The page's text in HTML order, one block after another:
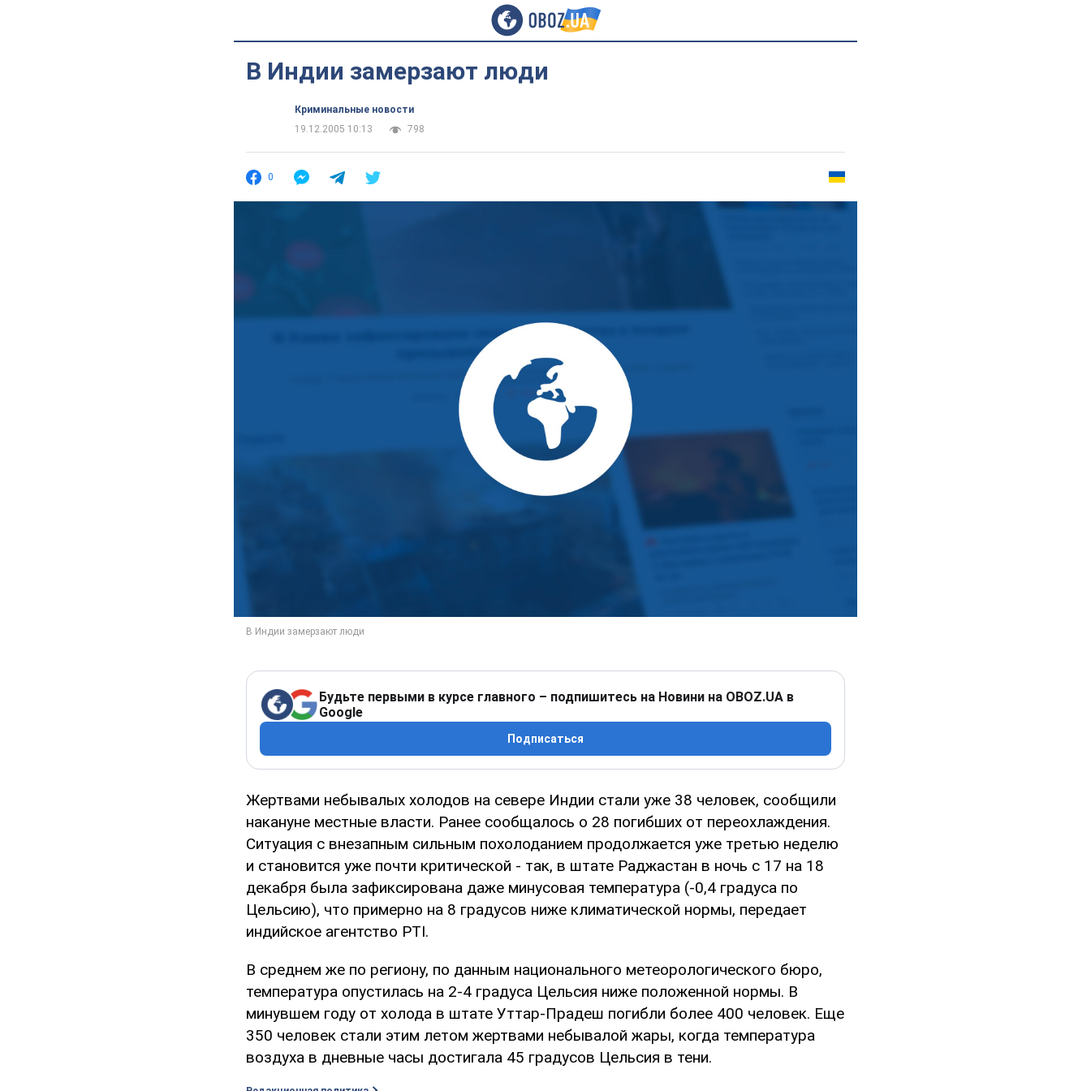
В Индии замерзают люди
Криминальные новости
19.12.2005 10:13
798
0
Будьте первыми в курсе главного – подпишитесь на Новини на OBOZ.UA в
Google
Подписаться
Жертвами небывалых холодов на севере Индии стали уже 38 человек, сообщили
накануне местные власти. Ранее сообщалось о 28 погибших от переохлаждения.
Ситуация с внезапным сильным похолоданием продолжается уже третью неделю
и становится уже почти критической - так, в штате Раджастан в ночь с 17 на 18
декабря была зафиксирована даже минусовая температура (-0,4 градуса по
Цельсию), что примерно на 8 градусов ниже климатической нормы, передает
индийское агентство PTI.
В среднем же по региону, по данным национального метеорологического бюро,
температура опустилась на 2-4 градуса Цельсия ниже положенной нормы. В
минувшем году от холода в штате Уттар-Прадеш погибли более 400 человек. Еще
350 человек стали этим летом жертвами небывалой жары, когда температура
воздуха в дневные часы достигала 45 градусов Цельсия в тени.